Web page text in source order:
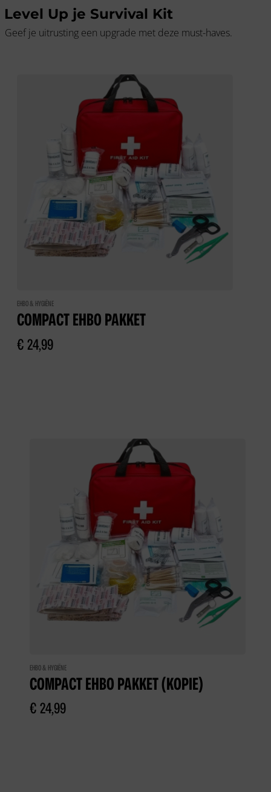
Level Up je Survival Kit
Geef je uitrusting een upgrade met deze must-haves.
EHBO & HYGIËNE
COMPACT EHBO PAKKET
€24,99
EHBO & HYGIËNE
COMPACT EHBO PAKKET (KOPIE)
€24,99